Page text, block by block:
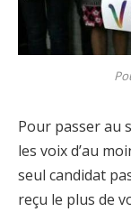
Pour passer au
les voix d’au
seul candidat
reçu le plus de